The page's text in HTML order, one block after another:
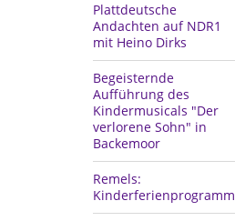
Plattdeutsche
Andachten auf NDR1
mit Heino Dirks
Begeisternde
Aufführung des
Kindermusicals "Der
verlorene Sohn" in
Backemoor
Remels:
Kinderferienprogramm